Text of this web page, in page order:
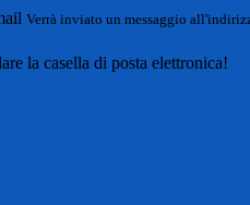
Verrà inviato un messaggio
la casella di posta elettronica!